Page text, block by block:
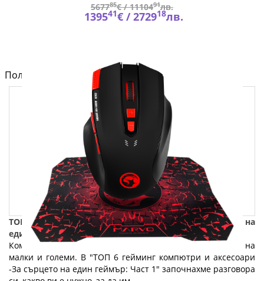
567785€ /1110491лв.
139541€ /272918лв.
Полезно от блога за компютри и лаптопи на Fly.bg
ТОП 6 гейминг компютри и аксесоари - За сърцето на
един геймър: Част 2
Компютърните игри са любимо предизвикателство на
малки и големи. В "ТОП 6 гейминг компютри и аксесоари
-За сърцето на един геймър: Част 1" започнахме разговора